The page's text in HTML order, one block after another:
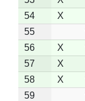
54
X
55
56
X
57
X
58
X
59